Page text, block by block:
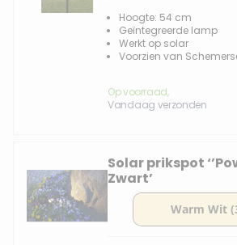
Hoogte: 54 cm
Geïntegreerde lamp
Werkt op solar
Voorzien van
Op voorraad,
Vandaag verzonden
Solar prikspot ‘’Powerspot Cool
Zwart’